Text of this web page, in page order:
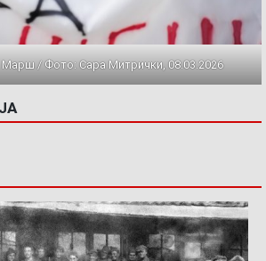
/ Фото: Сара Митрички, 08.03.2026